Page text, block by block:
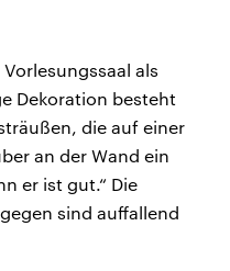
als
Dekoration besteht
die auf einer
an der Wand ein
er ist gut.“ Die
sind auffallend